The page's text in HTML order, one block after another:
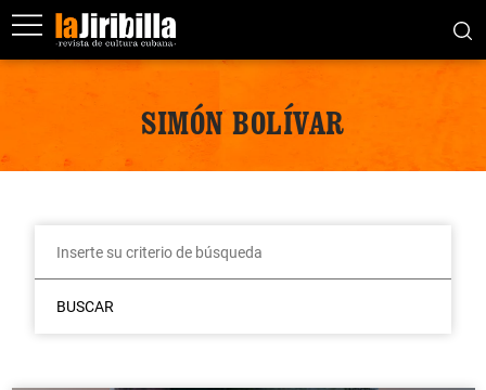
SIMÓN BOLÍVAR
BUSCAR